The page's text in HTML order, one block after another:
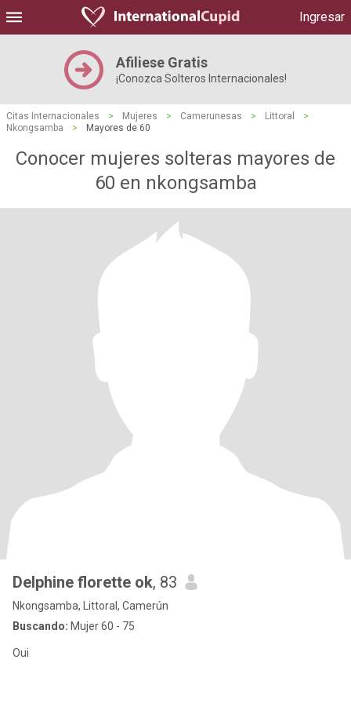
Ingresar
Afiliese Gratis
¡Conozca Solteros Internacionales!
Citas Internacionales > Mujeres > Camerunesas > Littoral
>
Nkongsamba
> Mayores de 60
Conocer mujeres solteras mayores de
60 en nkongsamba
Delphine florette ok, 83
Nkongsamba, Littoral, Camerún
Buscando: Mujer 60 - 75
Oui